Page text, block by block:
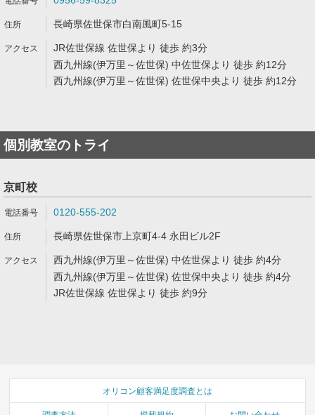
長崎県佐世保市白南風町5-15
JR佐世保線 佐世保より 徒歩 約3分
西九州線(伊万里～佐世保) 中佐世保より 徒歩 約12分
西九州線(伊万里～佐世保) 佐世保中央より 徒歩 約12分
個別教室のトライ
京町校
0120-555-202
長崎県佐世保市上京町4-4 永田ビル2F
西九州線(伊万里～佐世保) 中佐世保より 徒歩 約4分
西九州線(伊万里～佐世保) 佐世保中央より 徒歩 約4分
JR佐世保線 佐世保より 徒歩 約9分
オリコン顧客満足度調査とは